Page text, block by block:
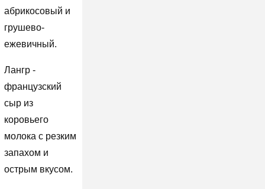
абрикосовый и
грушево-
ежевичный.
Лангр -
французский
сыр из
коровьего
молока с резким
запахом и
острым вкусом.